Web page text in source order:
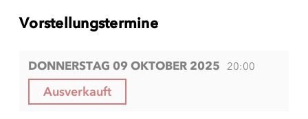
Vorstellungstermine
DONNERSTAG 09 OKTOBER 2025 20:00
Ausverkauft